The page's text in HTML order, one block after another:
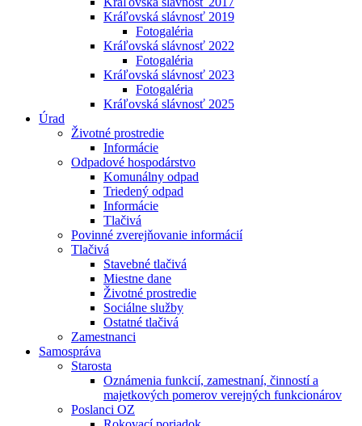
Kráľovská slávnosť 2019
Fotogaléria
Kráľovská slávnosť 2022
Fotogaléria
Kráľovská slávnosť 2023
Fotogaléria
Kráľovská slávnosť 2025
Úrad
Životné prostredie
Informácie
Odpadové hospodárstvo
Komunálny odpad
Triedený odpad
Informácie
Tlačivá
Povinné zverejňovanie informácií
Tlačivá
Stavebné tlačivá
Miestne dane
Životné prostredie
Sociálne služby
Ostatné tlačivá
Zamestnanci
Samospráva
Starosta
Oznámenia funkcií, zamestnaní, činností a
majetkových pomerov verejných funkcionárov
Poslanci OZ